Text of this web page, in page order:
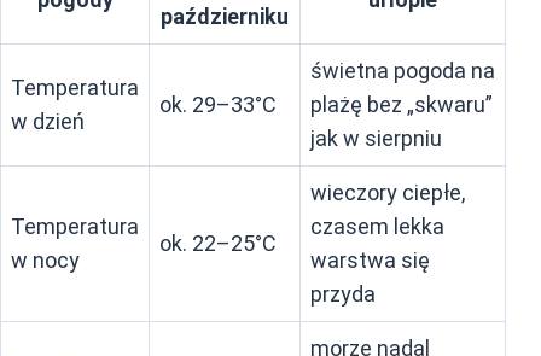
październiku
Temperatura
w dzień
ok. 29–33°C
świetna pogoda na
plażę bez „skwaru”
jak w sierpniu
Temperatura
w nocy
ok. 22–25°C
wieczory ciepłe,
czasem lekka
warstwa się
przyda
morze nadal